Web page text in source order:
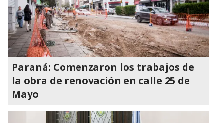
Paraná: Comenzaron los trabajos de
la obra de renovación en calle 25 de
Mayo